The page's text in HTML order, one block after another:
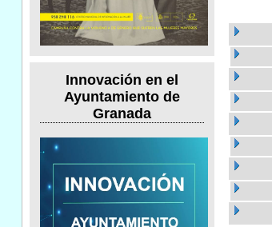
Innovación en el
Ayuntamiento de
Granada